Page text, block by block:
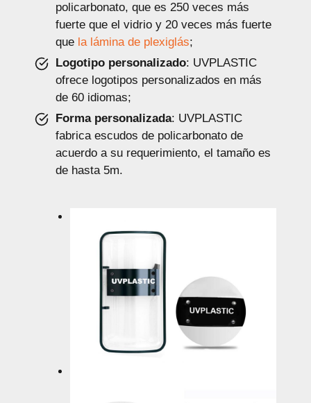
policarbonato, que es 250 veces más
fuerte que el vidrio y 20 veces más fuerte
que la lámina de plexiglás;
Logotipo personalizado: UVPLASTIC
ofrece logotipos personalizados en más
de 60 idiomas;
Forma personalizada: UVPLASTIC
fabrica escudos de policarbonato de
acuerdo a su requerimiento, el tamaño es
de hasta 5m.